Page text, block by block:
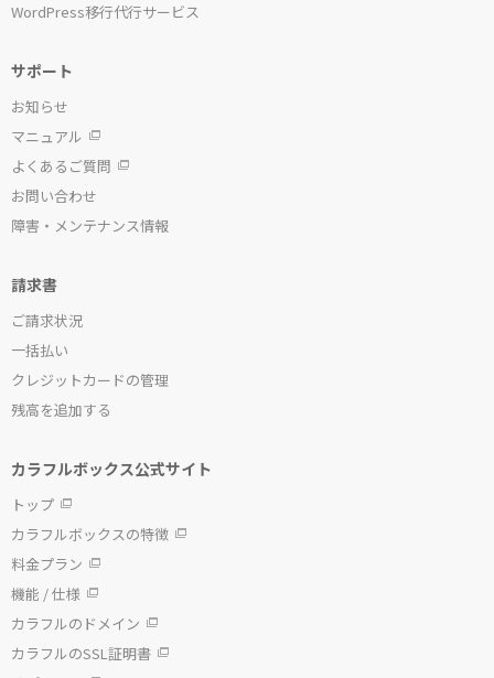
WordPress移行代行サービス
サポート
お知らせ
マニュアル
よくあるご質問
お問い合わせ
障害・メンテナンス情報
請求書
ご請求状況
一括払い
クレジットカードの管理
残高を追加する
カラフルボックス公式サイト
トップ
カラフルボックスの特徴
料金プラン
機能 / 仕様
カラフルのドメイン
カラフルのSSL証明書